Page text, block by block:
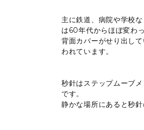
主に鉄道、病院や学校
は60年代からほぼ変わ
背面カバーがせり出し
われています。
秒針はステップムーブ
です。
静かな場所にあると秒